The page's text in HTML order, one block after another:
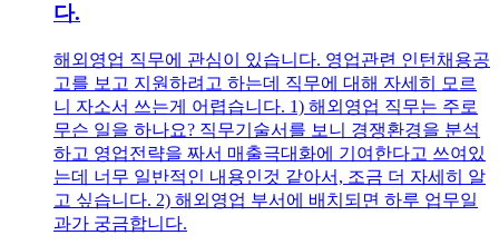
다.
해외영업 직무에 관심이 있습니다. 영업관련 인턴채용공
고를 보고 지원하려고 하는데 직무에 대해 자세히 모르
니 자소서 쓰는게 어렵습니다. 1) 해외영업 직무는 주로
무슨 일을 하나요? 직무기술서를 보니 경쟁환경을 분석
하고 영업전략을 짜서 매출극대화에 기여한다고 쓰여있
는데 너무 일반적인 내용인것 같아서, 조금 더 자세히 알
고 싶습니다. 2) 해외영업 부서에 배치되면 하루 업무일
과가 궁금합니다.